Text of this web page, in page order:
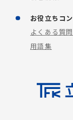
お役立ちコ
よくある質問
用語集